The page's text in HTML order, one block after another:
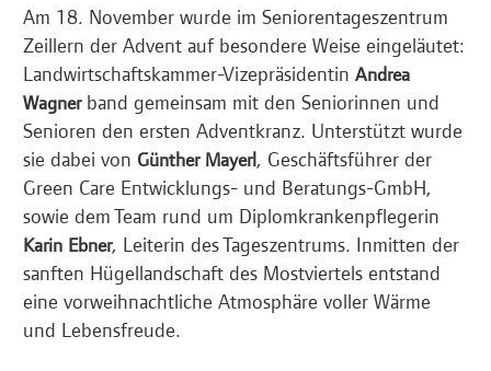
Am 18. November wurde im Seniorentageszentrum
Zeillern der Advent auf besondere Weise eingeläutet:
Landwirtschaftskammer-Vizepräsidentin Andrea
Wagnerband gemeinsam mit den Seniorinnen und
Senioren den ersten Adventkranz. Unterstützt wurde
sie dabei von Günther Mayerl, Geschäftsführer der
Green Care Entwicklungs- und Beratungs-GmbH,
sowie dem Team rund um Diplomkrankenpflegerin
Karin Ebner, Leiterin des Tageszentrums. Inmitten der
sanften Hügellandschaft des Mostviertels entstand
eine vorweihnachtliche Atmosphäre voller Wärme
und Lebensfreude.